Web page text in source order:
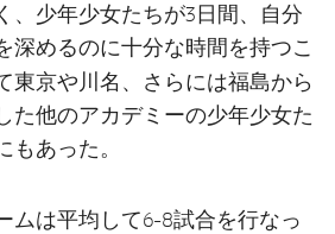
、少年少女たちが3日間、自分
深めるのに十分な時間を持つこ
東京や川名、さらには福島から
た他のアカデミーの少年少女た
もあった。
ムは平均して6-8試合を行なっ